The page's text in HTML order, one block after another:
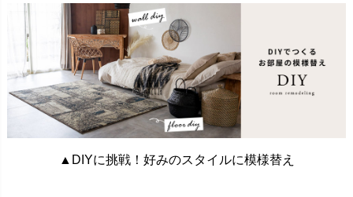
▲DIYに挑戦！好みのスタイルに模様替え